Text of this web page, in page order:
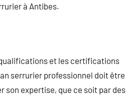
à Antibes.
et les certifications
serrurier professionnel doit être
son expertise, que ce soit par des